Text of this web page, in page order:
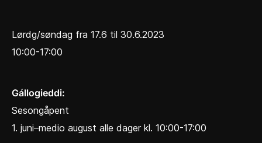
Lørdg/søndag fra 17.6 til 30.6.2023
10:00-17:00
Gállogieddi:
Sesongåpent
1. juni–medio august alle dager kl. 10:00-17:00